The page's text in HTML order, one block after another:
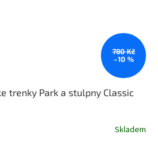
780 Kč
–10 %
trenky Park a stulpny Classic
Skladem